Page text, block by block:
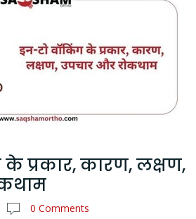
प्रकार, कारण, लक्षण,
0 Comments